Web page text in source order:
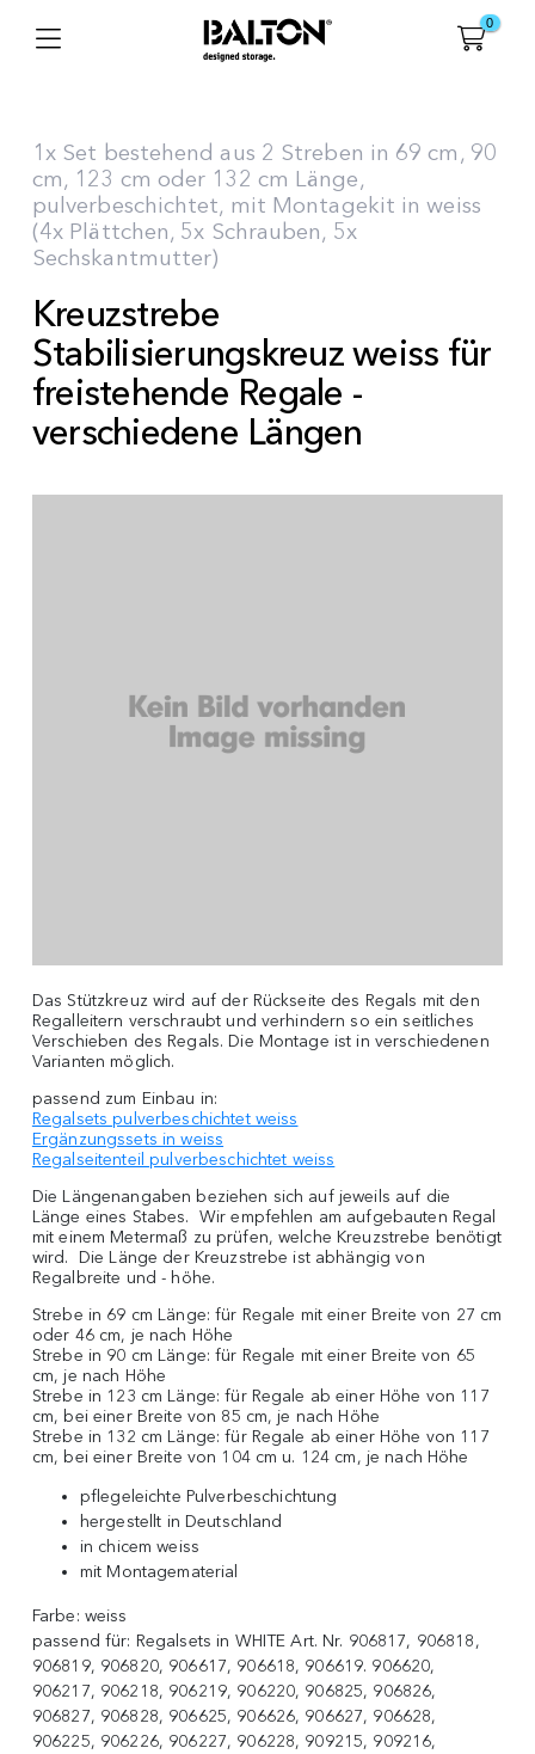
0
1x Set bestehend aus 2 Streben in 69 cm, 90
cm, 123 cm oder 132 cm Länge,
pulverbeschichtet, mit Montagekit in weiss
(4x Plättchen, 5x Schrauben, 5x
Sechskantmutter)
Kreuzstrebe
Stabilisierungskreuz weiss für
freistehende Regale -
verschiedene Längen
Das Stützkreuz wird auf der Rückseite des Regals mit den
Regalleitern verschraubt und verhindern so ein seitliches
Verschieben des Regals. Die Montage ist in verschiedenen
Varianten möglich.
passend zum Einbau in:
Regalsets pulverbeschichtet weiss
Ergänzungssets in weiss
Regalseitenteil pulverbeschichtet weiss
Die Längenangaben beziehen sich auf jeweils auf die
Länge eines Stabes. Wir empfehlen am aufgebauten Regal
mit einem Metermaß zu prüfen, welche Kreuzstrebe benötigt
wird. Die Länge der Kreuzstrebe ist abhängig von
Regalbreite und - höhe.
Strebe in 69 cm Länge: für Regale mit einer Breite von 27 cm
oder 46 cm, je nach Höhe
Strebe in 90 cm Länge: für Regale mit einer Breite von 65
cm, je nach Höhe
Strebe in 123 cm Länge: für Regale ab einer Höhe von 117
cm, bei einer Breite von 85 cm, je nach Höhe
Strebe in 132 cm Länge: für Regale ab einer Höhe von 117
cm, bei einer Breite von 104 cm u. 124 cm, je nach Höhe
pflegeleichte Pulverbeschichtung
hergestellt in Deutschland
in chicem weiss
mit Montagematerial
Farbe: weiss
passend für: Regalsets in WHITE Art. Nr. 906817, 906818,
906819, 906820, 906617, 906618, 906619. 906620,
906217, 906218, 906219, 906220, 906825, 906826,
906827, 906828, 906625, 906626, 906627, 906628,
906225, 906226, 906227, 906228, 909215, 909216,